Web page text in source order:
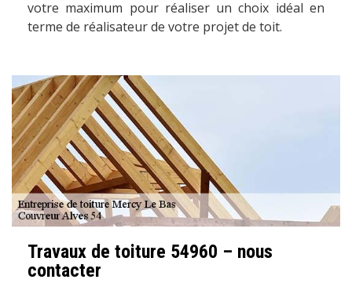
votre maximum pour réaliser un choix idéal en
terme de réalisateur de votre projet de toit.
Travaux de toiture 54960 – nous
contacter